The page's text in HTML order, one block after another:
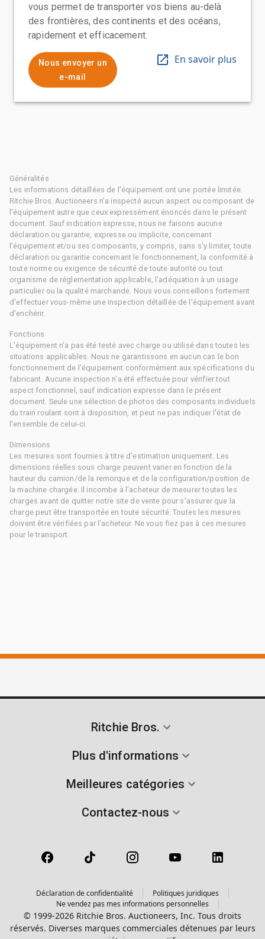
vous permet de transporter vos biens au-delà
des frontières, des continents et des océans,
rapidement et efficacement.
Nous envoyer un
e-mail
En savoir plus
Généralités
Les informations détaillées de l'équipement ont une portée limitée.
Ritchie Bros. Auctioneers n'a inspecté aucun aspect ou composant de
l'équipement autre que ceux expressément énoncés dans le présent
document. Sauf indication expresse, nous ne faisons aucune
déclaration ou garantie, expresse ou implicite, concernant
l'équipement et/ou ses composants, y compris, sans s'y limiter, toute
déclaration ou garantie concernant le fonctionnement, la conformité à
toute norme ou exigence de sécurité de toute autorité ou tout
organisme de réglementation applicable, l'adéquation à un usage
particulier ou la qualité marchande. Nous vous conseillons fortement
d'effectuer vous-même une inspection détaillée de l'équipement avant
d'enchérir.
Fonctions
L'équipement n'a pas été testé avec charge ou utilisé dans toutes les
situations applicables. Nous ne garantissons en aucun cas le bon
fonctionnement de l'équipement conformément aux spécifications du
fabricant. Aucune inspection n'a été effectuée pour vérifier tout
aspect fonctionnel, sauf indication expresse dans le présent
document. Seule une sélection de photos des composants individuels
du train roulant sont à disposition, et peut ne pas indiquer l'état de
l'ensemble de celui-ci.
Dimensions
Les mesures sont fournies à titre d'estimation uniquement. Les
dimensions réelles sous charge peuvent varier en fonction de la
hauteur du camion/de la remorque et de la configuration/position de
la machine chargée. Il incombe à l'acheteur de mesurer toutes les
charges avant de quitter notre site de vente pour s'assurer que la
charge peut être transportée en toute sécurité. Toutes les mesures
doivent être vérifiées par l'acheteur. Ne vous fiez pas à ces mesures
pour le transport.
Ritchie Bros.
Plus d'informations
Meilleures catégories
Contactez-nous
Déclaration de confidentialité
Politiques juridiques
Ne vendez pas mes informations personnelles
© 1999-2026 Ritchie Bros. Auctioneers, Inc. Tous droits
réservés. Diverses marques commerciales détenues par leurs